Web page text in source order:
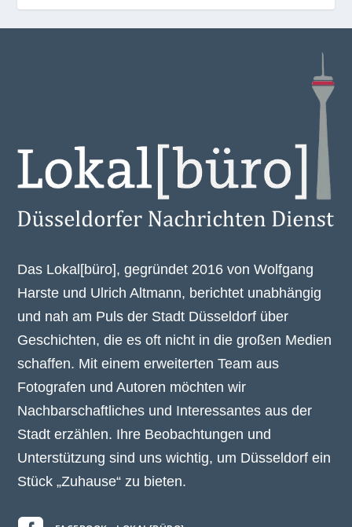
Das Lokal[büro], gegründet 2016 von Wolfgang
Harste und Ulrich Altmann, berichtet unabhängig
und nah am Puls der Stadt Düsseldorf über
Geschichten, die es oft nicht in die großen Medien
schaffen. Mit einem erweiterten Team aus
Fotografen und Autoren möchten wir
Nachbarschaftliches und Interessantes aus der
Stadt erzählen. Ihre Beobachtungen und
Unterstützung sind uns wichtig, um Düsseldorf ein
Stück „Zuhause“ zu bieten.